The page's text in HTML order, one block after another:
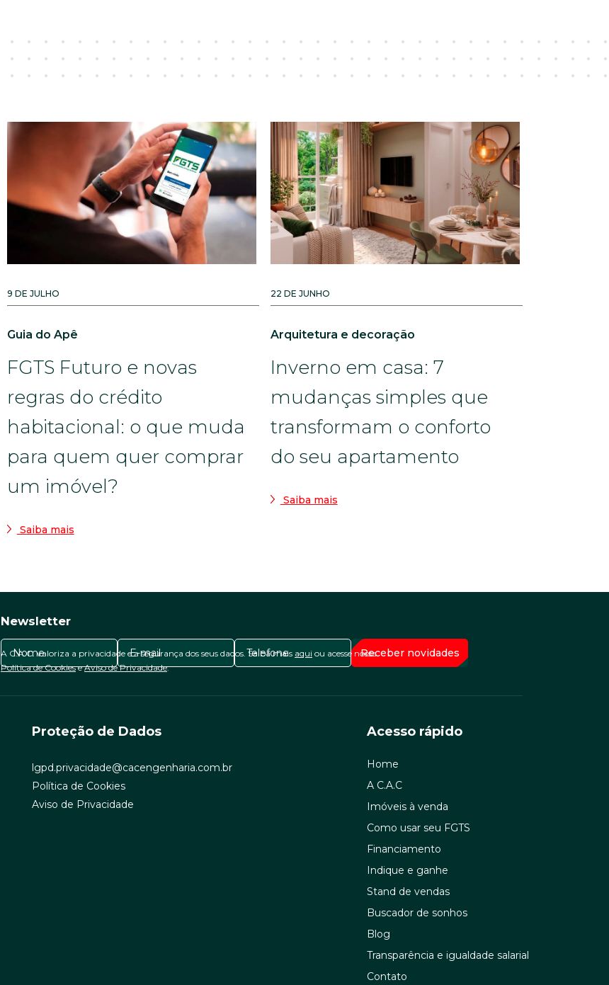
9 DE JULHO
Guia do Apê
FGTS Futuro e novas
regras do crédito
habitacional: o que muda
para quem quer comprar
um imóvel?
Saiba mais
22 DE JUNHO
Arquitetura e decoração
Inverno em casa: 7
mudanças simples que
transformam o conforto
do seu apartamento
Saiba mais
Newsletter
A C.A.C. valoriza a privacidade e a segurança dos seus dados. Saiba mais aqui ou acesse nossa
Política de CookieseAviso de Privacidade.
Proteção de Dados
lgpd.privacidade@cacengenharia.com.br
Política de Cookies
Aviso de Privacidade
Acesso rápido
Home
A C.A.C
Imóveis à venda
Como usar seu FGTS
Financiamento
Indique e ganhe
Stand de vendas
Buscador de sonhos
Blog
Transparência e igualdade salarial
Contato